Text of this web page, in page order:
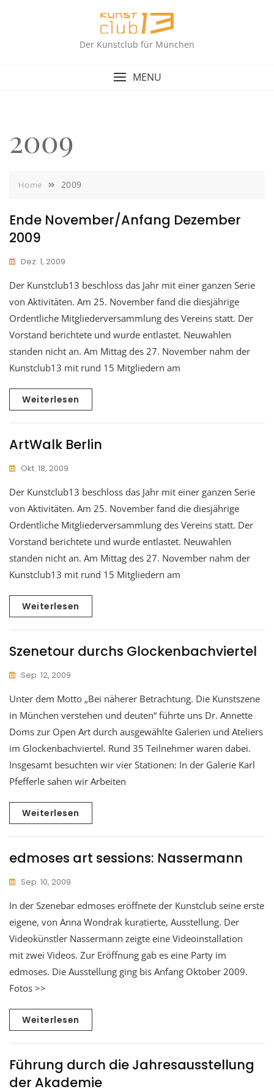
Der Kunstclub für München
MENU
2009
Home 2009
Ende November/Anfang Dezember
2009
Dez. 1, 2009
Der Kunstclub13 beschloss das Jahr mit einer ganzen Serie
von Aktivitäten. Am 25. November fand die diesjährige
Ordentliche Mitgliederversammlung des Vereins statt. Der
Vorstand berichtete und wurde entlastet. Neuwahlen
standen nicht an. Am Mittag des 27. November nahm der
Kunstclub13 mit rund 15 Mitgliedern am
Weiterlesen
ArtWalk Berlin
Okt. 18, 2009
Der Kunstclub13 beschloss das Jahr mit einer ganzen Serie
von Aktivitäten. Am 25. November fand die diesjährige
Ordentliche Mitgliederversammlung des Vereins statt. Der
Vorstand berichtete und wurde entlastet. Neuwahlen
standen nicht an. Am Mittag des 27. November nahm der
Kunstclub13 mit rund 15 Mitgliedern am
Weiterlesen
Szenetour durchs Glockenbachviertel
Sep. 12, 2009
Unter dem Motto „Bei näherer Betrachtung. Die Kunstszene
in München verstehen und deuten“ führte uns Dr. Annette
Doms zur Open Art durch ausgewählte Galerien und Ateliers
im Glockenbachviertel. Rund 35 Teilnehmer waren dabei.
Insgesamt besuchten wir vier Stationen: In der Galerie Karl
Pfefferle sahen wir Arbeiten
Weiterlesen
edmoses art sessions: Nassermann
Sep. 10, 2009
In der Szenebar edmoses eröffnete der Kunstclub seine erste
eigene, von Anna Wondrak kuratierte, Ausstellung. Der
Videokünstler Nassermann zeigte eine Videoinstallation
mit zwei Videos. Zur Eröffnung gab es eine Party im
edmoses. Die Ausstellung ging bis Anfang Oktober 2009.
Fotos >>
Weiterlesen
Führung durch die Jahresausstellung
der Akademie